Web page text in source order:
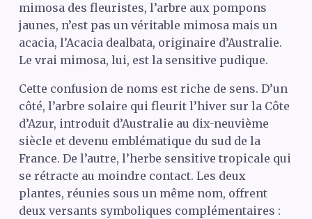
mimosa des fleuristes, l’arbre aux pompons
jaunes, n’est pas un véritable mimosa mais un
acacia, l’Acacia dealbata, originaire d’Australie.
Le vrai mimosa, lui, est la sensitive pudique.
Cette confusion de noms est riche de sens. D’un
côté, l’arbre solaire qui fleurit l’hiver sur la Côte
d’Azur, introduit d’Australie au dix-neuvième
siècle et devenu emblématique du sud de la
France. De l’autre, l’herbe sensitive tropicale qui
se rétracte au moindre contact. Les deux
plantes, réunies sous un même nom, offrent
deux versants symboliques complémentaires :